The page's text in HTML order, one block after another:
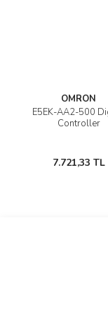
OMRON
E5EK-AA2-500
Controller
7.721,33 TL